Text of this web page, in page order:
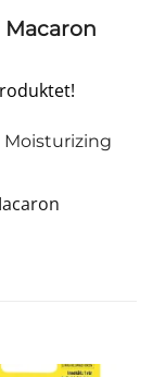
Macaron
Moisturizing